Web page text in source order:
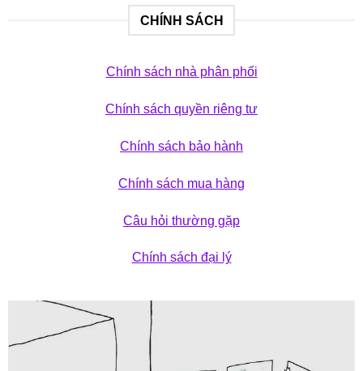
CHÍNH SÁCH
Chính sách nhà phân phối
Chính sách quyền riêng tư
Chính sách bảo hành
Chính sách mua hàng
Câu hỏi thường gặp
Chính sách đại lý